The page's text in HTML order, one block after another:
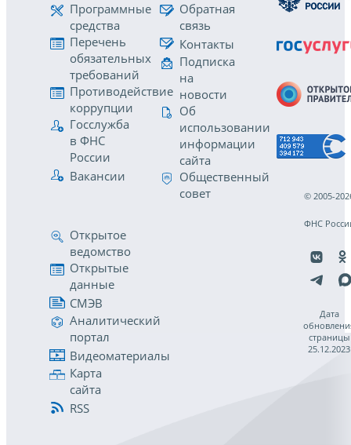
Программные
средства
Перечень
обязательных
требований
Противодействие
коррупции
Госслужба
в ФНС
России
Вакансии
Обратная
связь
Контакты
Подписка
на
новости
Об
использовании
информации
сайта
Общественный
совет
Открытое
ведомство
Открытые
данные
СМЭВ
Аналитический
портал
Видеоматериалы
Карта
сайта
RSS
© 2005-
ФНС
Дата
страницы
25.12.2023